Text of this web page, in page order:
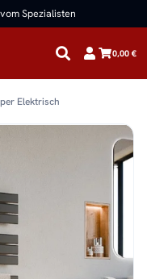
Spezialisten
0,00 €
Elektrisch